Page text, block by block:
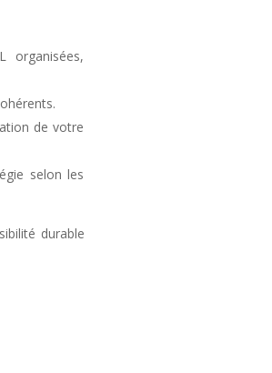
organisées,
de votre
selon les
durable